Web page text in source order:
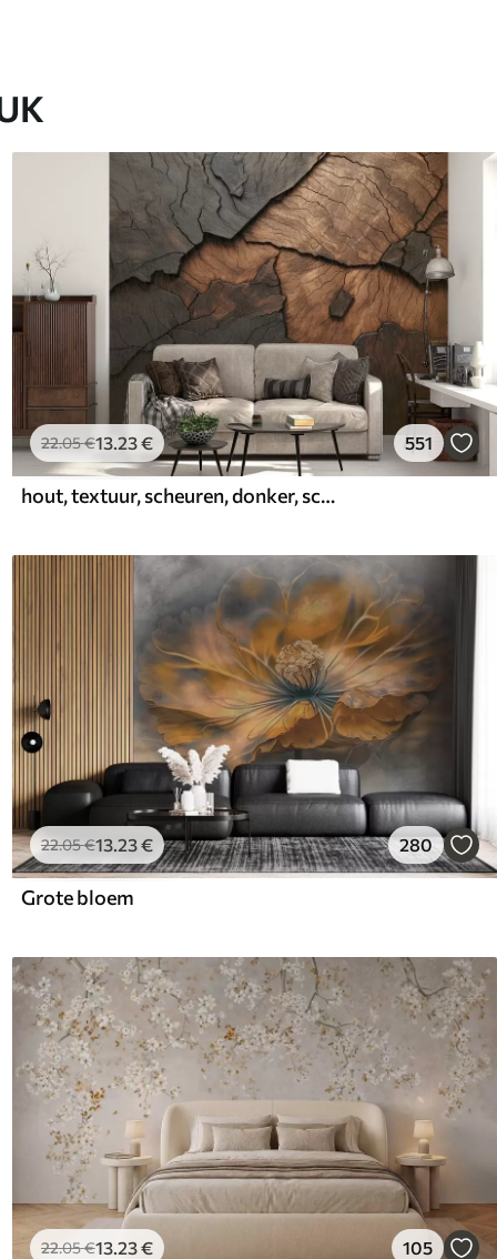
22.05€13.23€ 551
hout, textuur, scheuren, donker, schors, oppervlak
22.05€13.23€ 280
Grote bloem
22.05€13.23€ 105